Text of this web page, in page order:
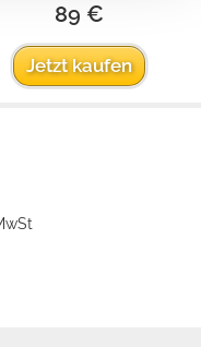
89 €
Jetzt kaufen